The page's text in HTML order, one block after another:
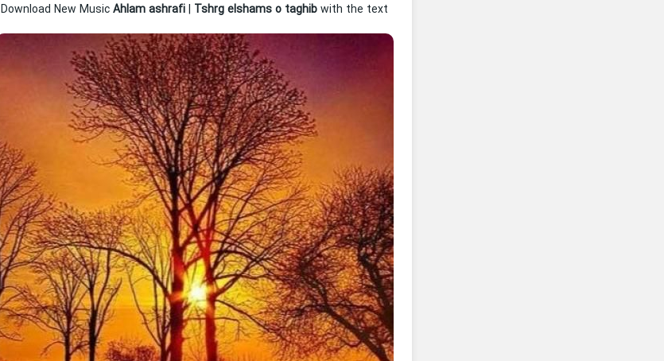
Download New MusicAhlam ashrafi Tshrg elshams o taghibwith the text